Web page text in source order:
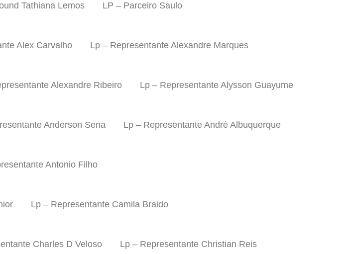
Tathiana Lemos LP – Parceiro Saulo
Alex Carvalho Lp – Representante Alexandre Marques
Alexandre Ribeiro Lp – Representante Alysson Guayume
Anderson Sena Lp – Representante André Albuquerque
Antonio Filho
Lp – Representante Camila Braido
Charles D Veloso Lp – Representante Christian Reis